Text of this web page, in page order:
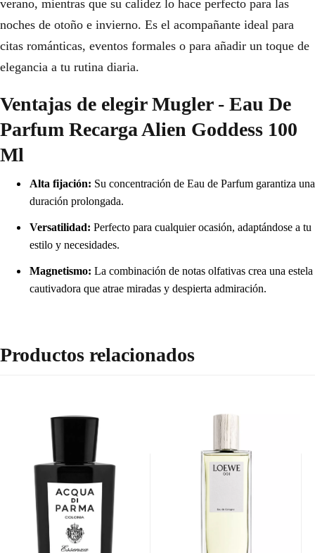
verano, mientras que su calidez lo hace perfecto para las
noches de otoño e invierno. Es el acompañante ideal para
citas románticas, eventos formales o para añadir un toque de
elegancia a tu rutina diaria.
Ventajas de elegir Mugler - Eau De
Parfum Recarga Alien Goddess 100
Ml
Alta fijación: Su concentración de Eau de Parfum garantiza una
duración prolongada.
Versatilidad: Perfecto para cualquier ocasión, adaptándose a tu
estilo y necesidades.
Magnetismo: La combinación de notas olfativas crea una estela
cautivadora que atrae miradas y despierta admiración.
Productos relacionados